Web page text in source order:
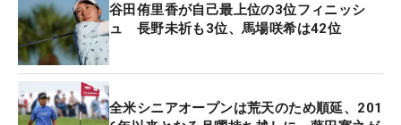
谷田侑里香が自己最上位の3位フィニッシ
ュ 長野未祈も3位、馬場咲希は42位
全米シニアオープンは荒天のため順延、201